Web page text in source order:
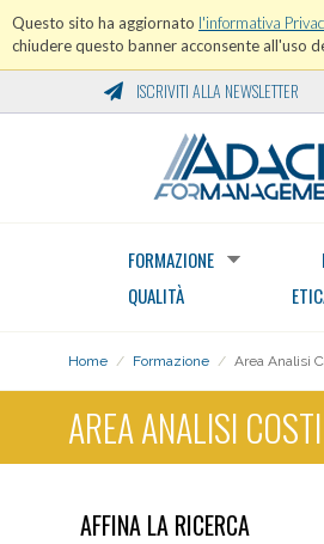
Questo sito ha aggiornato l'informativa
chiudere questo banner acconsente all'uso
ISCRIVITI ALLA NEWSLETTER
FORMAZIONE
QUALITÀ
Home / Formazione / Area Analisi
AREA ANALISI COSTI
AFFINA LA RICERCA